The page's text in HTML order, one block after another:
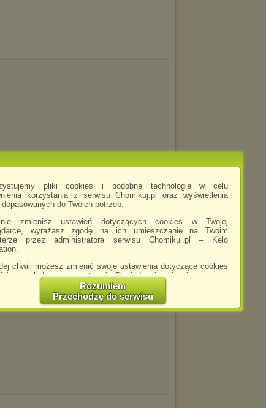
pliki cookies i podobne technologie w celu
korzystania z serwisu Chomikuj.pl oraz wyświetlenia
dopasowanych do Twoich potrzeb.
zmienisz ustawień dotyczących cookies w Twojej
wyrażasz zgodę na ich umieszczanie na Twoim
przez administratora serwisu Chomikuj.pl – Kelo
chwili możesz zmienić swoje ustawienia dotyczące cookies
przeglądarce internetowej. Dowiedz się więcej w naszej
http://chomikuj.pl/PolitykaPrywatnosci.aspx
informujemy że zmiana ustawień przeglądarki może
ograniczenie korzystania ze strony Chomikuj.pl.
Rozumiem
Przechodzę do serwisu